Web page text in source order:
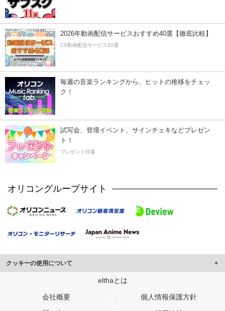
2026年動画配信サービスおすすめ40選【徹底比較】
CS動画配信サービス20選
毎週の音楽ランキングから、ヒットの推移をチェッ
ク！
試写会、登壇イベント、サインチェキなどプレゼン
ト！
プレゼント特集
オリコングループサイト
クッキーの使用について
このサイトでは Cookie を使用して、ユーザーに合わせたコンテンツや広告の
行っています。
elthaとは
会社概要 個人情報保護方針